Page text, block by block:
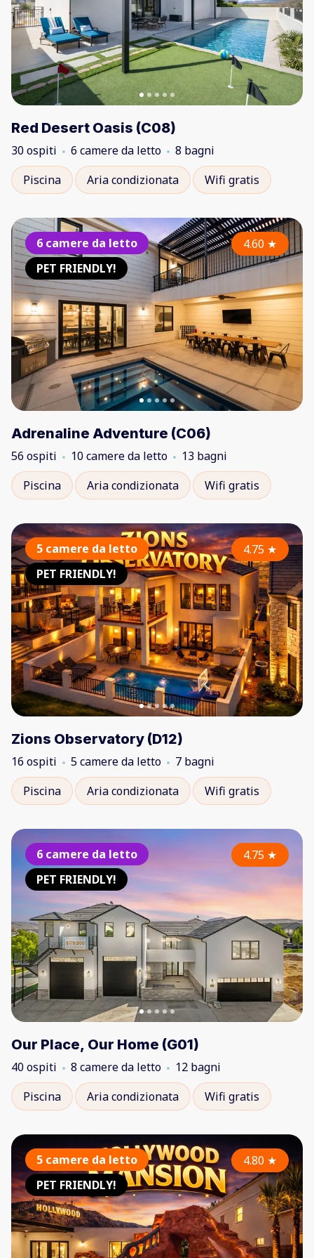
Red Desert Oasis (C08)
30 ospiti 6 camere da letto
8 bagni
Piscina
Aria condizionata Wifi gratis
6 camere da letto
PET FRIENDLY!
4.60★
Adrenaline Adventure (C06)
56 ospiti 10 camere da letto
13 bagni
Piscina
Aria condizionata Wifi gratis
5 camere da letto
PET FRIENDLY!
4.75★
Zions Observatory (D12)
16 ospiti 5 camere da letto
7 bagni
Piscina
Aria condizionata Wifi gratis
6 camere da letto
PET FRIENDLY!
4.75★
Our Place, Our Home (G01)
40 ospiti 8 camere da letto
12 bagni
Piscina
Aria condizionata Wifi gratis
5 camere da letto
PET FRIENDLY!
4.80★